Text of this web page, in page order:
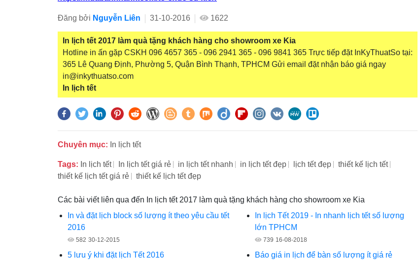
Đăng bởi Nguyễn Liên 31-10-2016 1622
In lịch tết 2017 làm quà tặng khách hàng cho showroom xe Kia
Hotline in ấn gặp CSKH 096 4657 365 - 096 2941 365 - 096 9841 365 Trực tiếp đặt InKyThuatSo tại:
365 Lê Quang Định, Phường 5, Quận Bình Thạnh, TPHCM Gửi email đặt nhận báo giá ngay
in@inkythuatso.com
In lịch tết
Chuyên mục: In lịch tết
Tags: In lịch tết In lịch tết giá rẻ in lịch tết nhanh in lịch tết đẹp lịch tết đẹp
thiết kế lịch tết
thiết kế lịch tết giá rẻ
thiết kế lịch tết đẹp
Các bài viết liên qua đến In lịch tết 2017 làm quà tặng khách hàng cho showroom xe Kia
In và đặt lịch block số lượng ít theo yêu cầu tết
2016
582 30-12-2015
5 lưu ý khi đặt lịch Tết 2016
In lịch Tết 2019 - In nhanh lịch tết số lượng
lớn TPHCM
739 16-08-2018
Báo giá in lịch để bàn số lượng ít giá rẻ